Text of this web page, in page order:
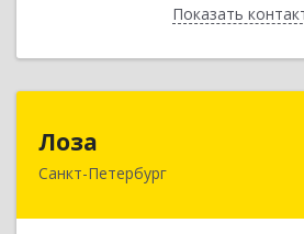
ПоказатьНазад
Лоза
Санкт-Петербург
194044, Санкт-Петербург